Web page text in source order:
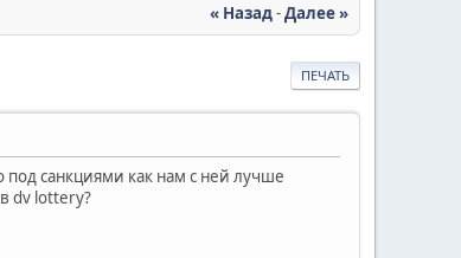
« Назад-Далее »
ПЕЧАТЬ
санкциями как нам с ней лучше
dv lottery?